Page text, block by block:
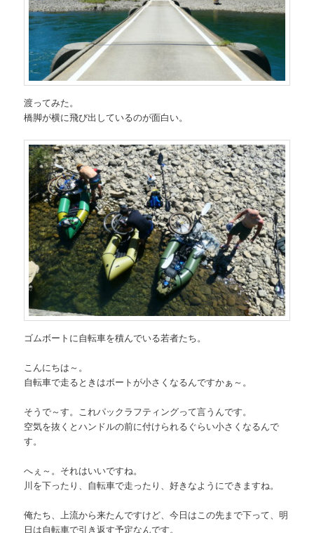
渡ってみた。
橋脚が横に飛び出しているのが面白い。
ゴムボートに自転車を積んでいる若者たち。
こんにちは～。
自転車で走るときはボートが小さくなるんですかぁ～。
そうで～す。これパックラフティングって言うんです。
空気を抜くとハンドルの前に付けられるぐらい小さくなるんで
す。
へぇ～。それはいいですね。
川を下ったり、自転車で走ったり、好きなようにできますね。
俺たち、上流から来たんですけど、今日はこの先まで下って、明
日は自転車で引き返す予定なんです。